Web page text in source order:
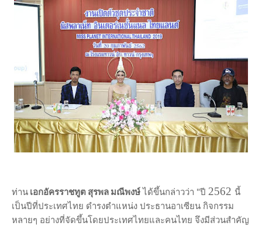
ท่าน เอกอัครราชทูต สุรพล มณีพงษ์ ได้ขึ้นกล่าวว่า "ปี 2562 นี้
เป็นปีที่ประเทศไทย ดำรงตำแหน่ง ประธานอาเซียน กิจกรรม
หลายๆ อย่างที่จัดขึ้นโดยประเทศไทยและคนไทย จึงมีส่วนสำคัญ